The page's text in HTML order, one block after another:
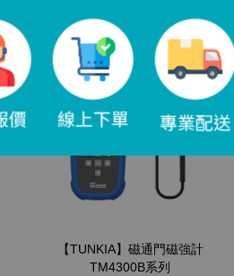
【TUNKIA】磁通門磁強計
TM4300B系列